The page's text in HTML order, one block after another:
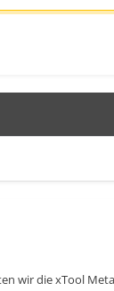
wir die xTool